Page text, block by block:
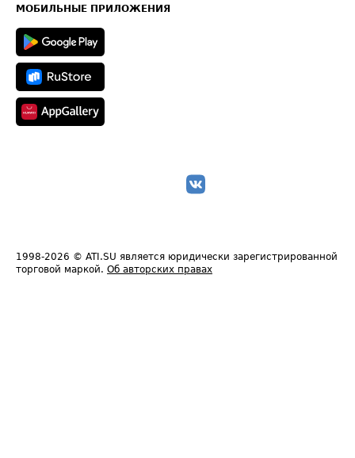
Техническая информация
МОБИЛЬНЫЕ ПРИЛОЖЕНИЯ
1998-2026 © ATI.SU является юридически зарегистрированной
торговой маркой. Об авторских правах